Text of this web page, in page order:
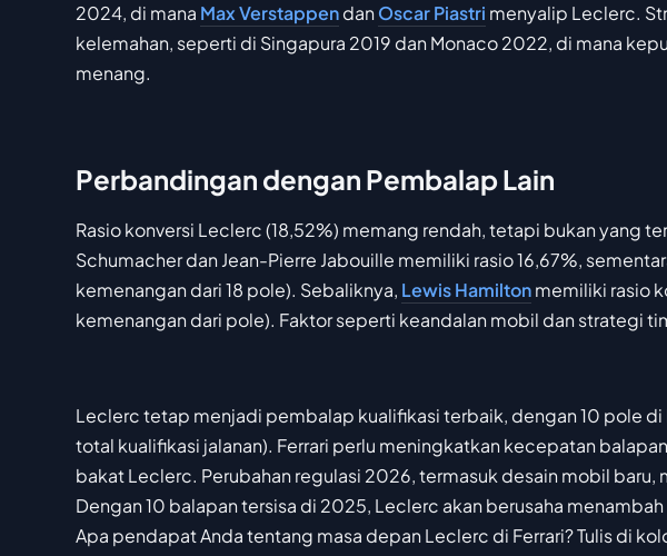
2024, di mana Max VerstappendanOscar Piastri menyalip Leclerc.
kelemahan, seperti di Singapura 2019 dan Monaco 2022, di mana
menang.
Perbandingan dengan Pembalap Lain
Rasio konversi Leclerc (18,52%) memang rendah, tetapi bukan yang
Schumacher dan Jean-Pierre Jabouille memiliki rasio 16,67%,
kemenangan dari 18 pole). Sebaliknya, Lewis Hamiltonmemiliki rasio
kemenangan dari pole). Faktor seperti keandalan mobil dan strategi
Leclerc tetap menjadi pembalap kualifikasi terbaik, dengan 10 pole di
total kualifikasi jalanan). Ferrari perlu meningkatkan kecepatan
bakat Leclerc. Perubahan regulasi 2026, termasuk desain mobil
Dengan 10 balapan tersisa di 2025, Leclerc akan berusaha
Apa pendapat Anda tentang masa depan Leclerc di Ferrari? Tulis di